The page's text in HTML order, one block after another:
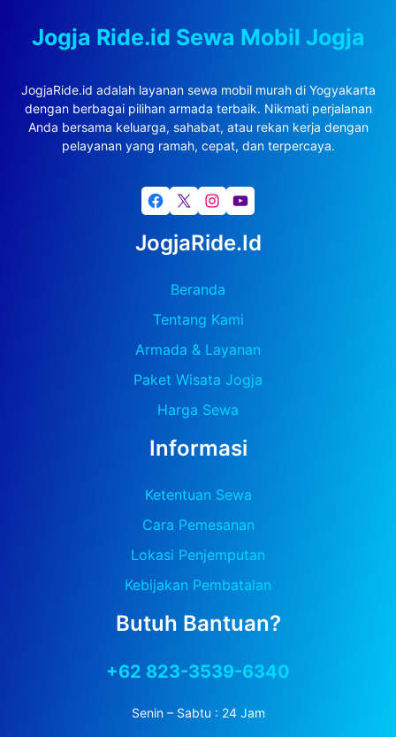
Jogja Ride.id Sewa Mobil Jogja
JogjaRide.id adalah layanan sewa mobil murah di Yogyakarta
dengan berbagai pilihan armada terbaik. Nikmati perjalanan
Anda bersama keluarga, sahabat, atau rekan kerja dengan
pelayanan yang ramah, cepat, dan terpercaya.
Facebook X Instagram YouTube
JogjaRide.id
Beranda
Tentang Kami
Armada & Layanan
Paket Wisata Jogja
Harga Sewa
Informasi
Ketentuan Sewa
Cara Pemesanan
Lokasi Penjemputan
Kebijakan Pembatalan
Butuh Bantuan?
+62 823-3539-6340
Senin – Sabtu : 24 Jam